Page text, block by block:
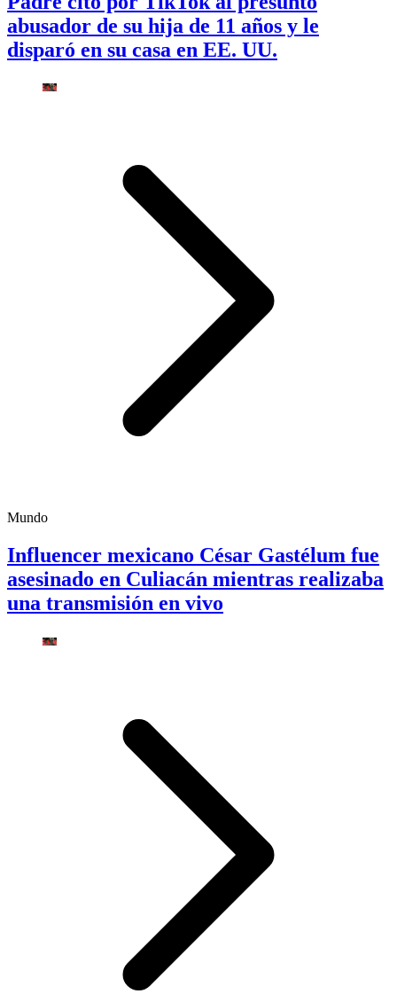
abusador de su hija de 11 años y le
disparó en su casa en EE. UU.
Mundo
Influencer mexicano César Gastélum fue
asesinado en Culiacán mientras realizaba
una transmisión en vivo